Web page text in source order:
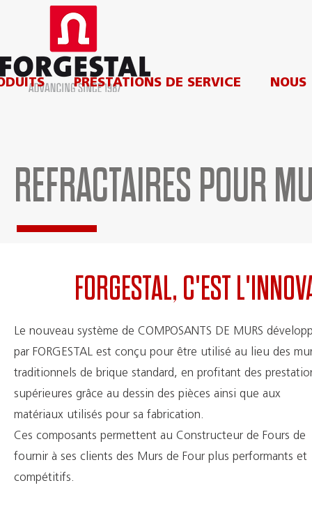
PRESTATIONS DE SERVICE NOUS
REFRACTAIRES POUR
FORGESTAL, C'EST
Le nouveau système de COMPOSANTS DE MURS
par FORGESTAL est conçu pour être utilisé au lieu des
traditionnels de brique standard, en profitant des
supérieures grâce au dessin des pièces ainsi que aux
matériaux utilisés pour sa fabrication.
Ces composants permettent au Constructeur de Fours de
fournir à ses clients des Murs de Four plus performants et
compétitifs.